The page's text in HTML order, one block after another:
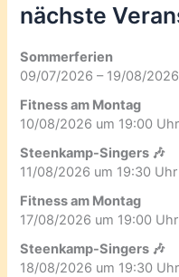
nächste
Sommerferien
09/07/2026 – 19/08/2026
Fitness am Montag
10/08/2026 um 19:00
Steenkamp-Singers 🎶
11/08/2026 um 19:30
Fitness am Montag
17/08/2026 um 19:00
Steenkamp-Singers 🎶
18/08/2026 um 19:30